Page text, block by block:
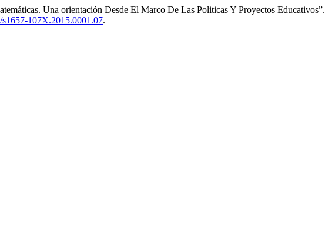
Una orientación Desde El Marco De Las Politicas Y Proyectos Educativos”.
107X.2015.0001.07.